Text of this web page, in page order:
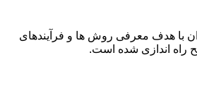
با هدف معرفی روش ها و فرآیندهای
اندازی شده است.